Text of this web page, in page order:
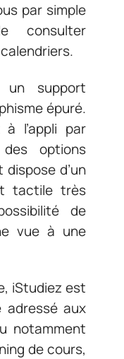
par simple
consulter
un support
épuré.
l’appli par
options
d’un
tactile très
de
vue à une
iStudiez est
adressé aux
notamment
de cours,